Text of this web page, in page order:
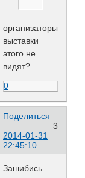
организаторы
выставки
этого не
видят?
0
Поделиться
3
2014-01-31
22:45:10
Зашибись